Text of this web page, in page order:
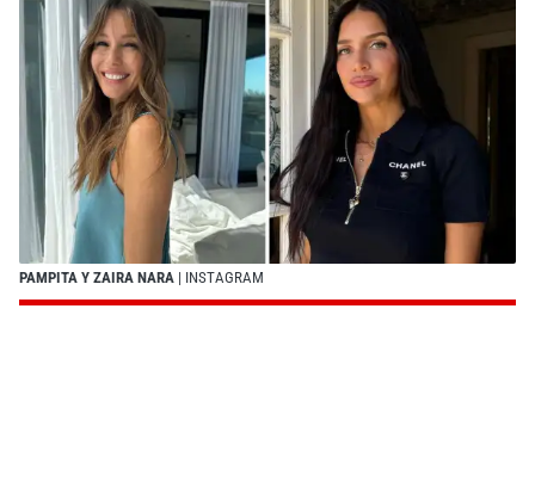
PAMPITA Y ZAIRA NARA | INSTAGRAM